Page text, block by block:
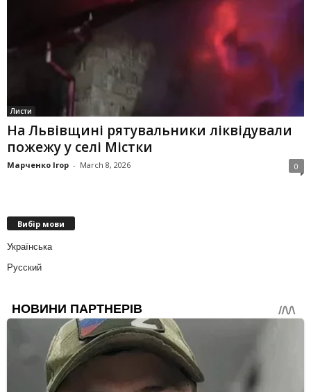
Листи
На Львівщині рятувальники ліквідували
пожежу у селі Містки
Марченко Ігор - March 8, 2026 0
Вибір мови
Українська
Русский